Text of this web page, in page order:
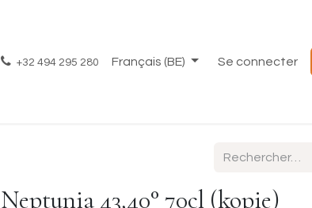
À propos Blog
+32 494 295 280 Français (BE) Se connecter
43,40° 70cl (kopie)